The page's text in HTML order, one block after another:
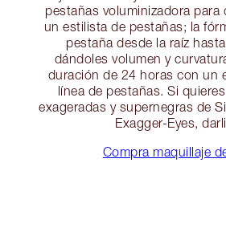
pestañas voluminizadora para
un estilista de pestañas; la
pestaña desde la raíz
dándoles volumen y
duración de 24 horas con un
línea de pestañas. Si
exageradas y supernegras de
Exagger-Eyes,
Compra maquillaje